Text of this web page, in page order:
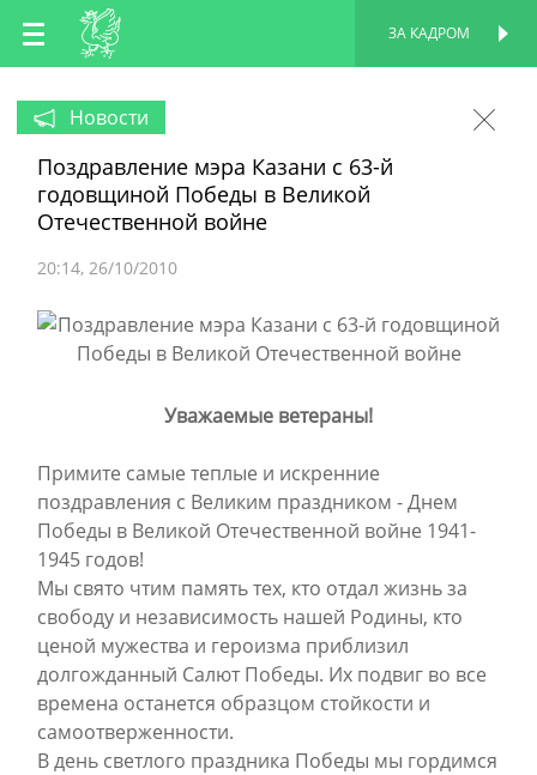
RU
EN
ЗА КАДРОМ
Новости
Поздравление мэра Казани с 63-й
годовщиной Победы в Великой
Отечественной войне
20:14 26/10/2010
Уважаемые ветераны!
Примите самые теплые и искренние
поздравления с Великим праздником - Днем
Победы в Великой Отечественной войне 1941-
1945 годов!
Мы свято чтим память тех, кто отдал жизнь за
свободу и независимость нашей Родины, кто
ценой мужества и героизма приблизил
долгожданный Салют Победы. Их подвиг во все
времена останется образцом стойкости и
самоотверженности.
В день светлого праздника Победы мы гордимся
ПЕРСОНАЛЬНАЯ